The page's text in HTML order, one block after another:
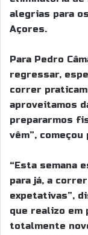
alegrias para
Açores.
Para Pedro
regressar,
correr
aproveitamos
prepararmos
vêm”,
“Esta semana
para já, a
expetativas”,
que realizo em
totalmente